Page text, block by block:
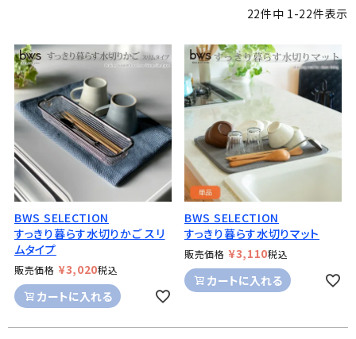
22件中 1 -22件表示
BWS SELECTION
すっきり暮らす水切りかご スリ
ムタイプ
販売価格 ¥3,020税込
カートに入れる
BWS SELECTION
すっきり暮らす水切りマット
販売価格 ¥3,110税込
カートに入れる